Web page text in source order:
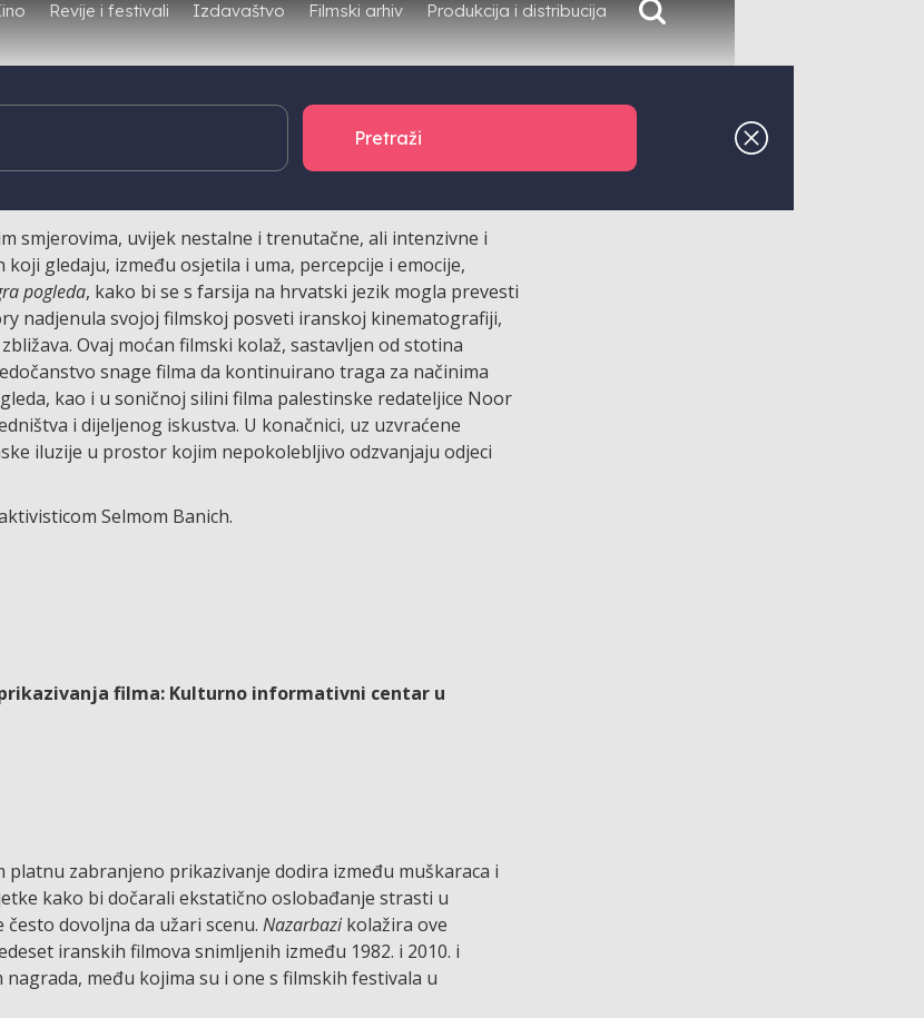
Revije i festivali Izdavaštvo Filmski arhiv Produkcija i distribucija
smjerovima, uvijek nestalne i trenutačne, ali intenzivne i
gledaju, između osjetila i uma, percepcije i emocije,
pogleda, kako bi se s farsija na hrvatski jezik mogla prevesti
nadjenula svojoj filmskoj posveti iranskoj kinematografiji,
Ovaj moćan filmski kolaž, sastavljen od stotina
snage filma da kontinuirano traga za načinima
kao i u soničnoj silini filma palestinske redateljice Noor
i dijeljenog iskustva. U konačnici, uz uzvraćene
iluzije u prostor kojim nepokolebljivo odzvanjaju odjeci
Selmom Banich.
filma: Kulturno informativni centar u
zabranjeno prikazivanje dodira između muškaraca i
kako bi dočarali ekstatično oslobađanje strasti u
dovoljna da užari scenu. Nazarbazikolažira ove
iranskih filmova snimljenih između 1982. i 2010. i
među kojima su i one s filmskih festivala u